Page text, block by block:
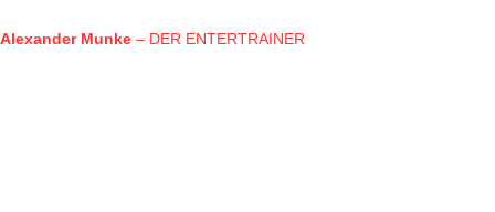
Alexander Munke – DER ENTERTRAINER